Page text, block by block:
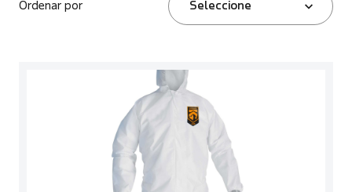
Ordenar por Seleccione